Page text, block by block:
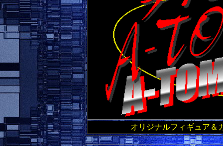
オリジナルフィギュア＆